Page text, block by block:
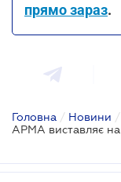
прямо зараз.
Головна / Новини /
АРМА виставляє